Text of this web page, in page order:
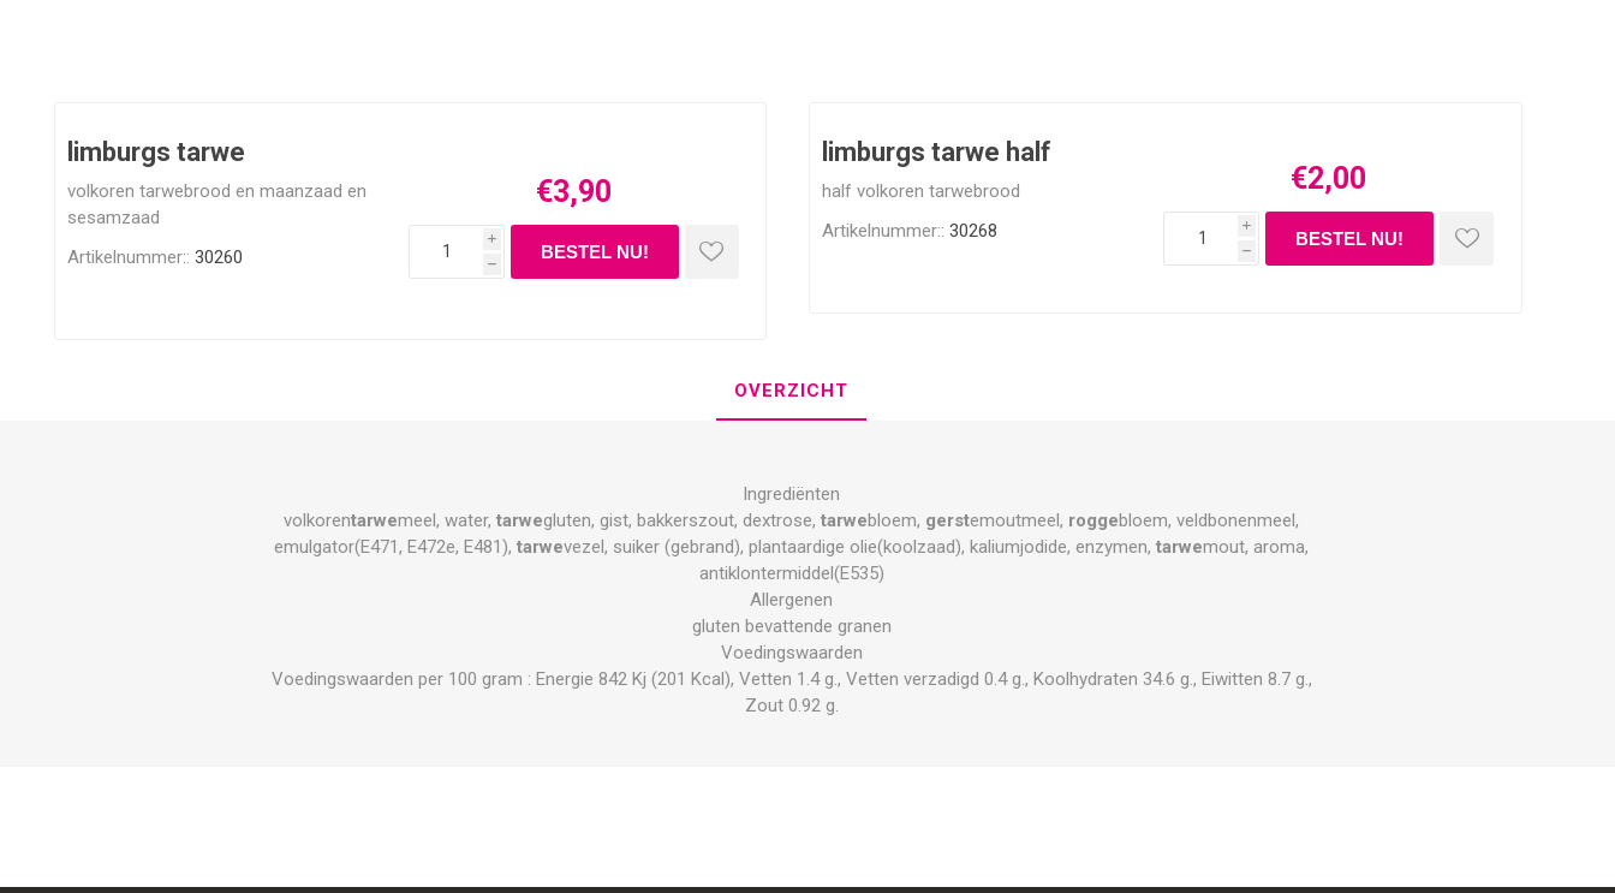
limburgs tarwe
volkoren tarwebrood en maanzaad en
sesamzaad
Artikelnummer:: 30260
€3,90
i
h
limburgs tarwe half
half volkoren tarwebrood
Artikelnummer:: 30268
€2,00
i
h
OVERZICHT
Ingrediënten
volkorentarwemeel, water,tarwegluten, gist, bakkerszout, dextrose,tarwebloem, gerstemoutmeel, roggebloem, veldbonenmeel,
emulgator(E471, E472e, E481),tarwevezel, suiker (gebrand), plantaardige olie(koolzaad), kaliumjodide, enzymen,tarwemout, aroma,
antiklontermiddel(E535)
Allergenen
gluten bevattende granen
Voedingswaarden
Voedingswaarden per 100 gram : Energie 842 Kj (201 Kcal), Vetten 1.4 g., Vetten verzadigd 0.4 g., Koolhydraten 34.6 g., Eiwitten 8.7 g.,
Zout 0.92 g.